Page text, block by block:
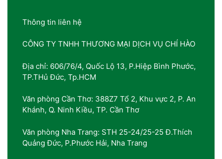
Thông tin liên hệ
CÔNG TY TNHH THƯƠNG MẠI DỊCH VỤ CHÍ HÀO
Địa chỉ: 606/76/4, Quốc Lộ 13, P.Hiệp Bình Phước,
TP.THủ Đức, Tp.HCM
Văn phòng Cần Thơ: 388Z7 Tổ 2, Khu vực 2, P. An
Khánh, Q. Ninh Kiều, TP. Cần Thơ
Văn phòng Nha Trang: STH 25-24/25-25 Đ.Thích
Quảng Đức, P.Phước Hải, Nha Trang